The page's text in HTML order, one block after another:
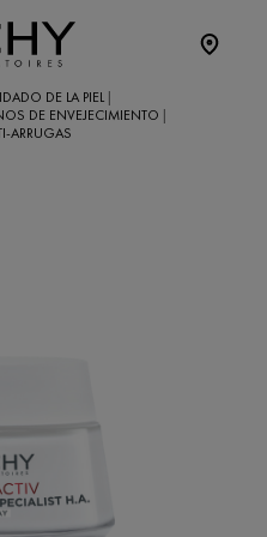
DE LA PIEL
DE ENVEJECIMIENTO
ARRUGAS